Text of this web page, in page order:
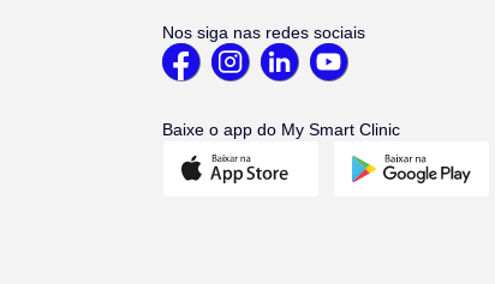
Nos siga nas redes sociais
Baixe o app do My Smart Clinic